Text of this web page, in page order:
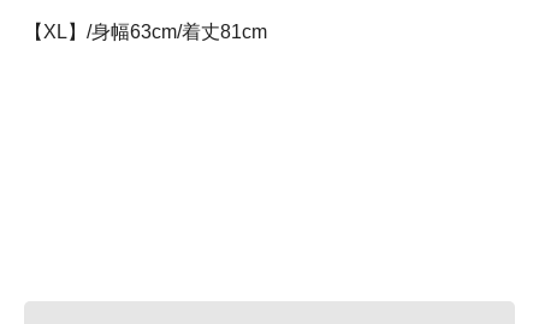
【XL】/身幅63cm/着丈81cm